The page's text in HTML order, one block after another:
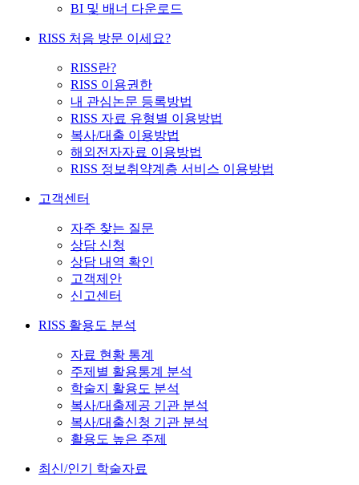
BI 및 배너 다운로드
RISS 처음 방문 이세요?
RISS란?
RISS 이용권한
내 관심논문 등록방법
RISS 자료 유형별 이용방법
복사/대출 이용방법
해외전자자료 이용방법
RISS 정보취약계층 서비스 이용방법
고객센터
자주 찾는 질문
상담 신청
상담 내역 확인
고객제안
신고센터
RISS 활용도 분석
자료 현황 통계
주제별 활용통계 분석
학술지 활용도 분석
복사/대출제공 기관 분석
복사/대출신청 기관 분석
활용도 높은 주제
최신/인기 학술자료